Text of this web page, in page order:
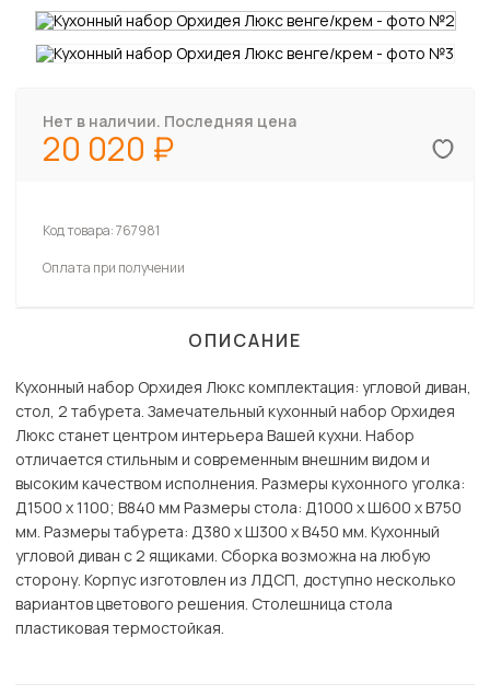
Нет в наличии. Последняя цена
20 020
Код товара:767981
Оплата при получении
ОПИСАНИЕ
Кухонный набор Орхидея Люкс комплектация: угловой диван,
стол, 2 табурета. Замечательный кухонный набор Орхидея
Люкс станет центром интерьера Вашей кухни. Набор
отличается стильным и современным внешним видом и
высоким качеством исполнения. Размеры кухонного уголка:
Д1500 x 1100; В840 мм Размеры стола: Д1000 x Ш600 х В750
мм. Размеры табурета: Д380 x Ш300 х В450 мм. Кухонный
угловой диван с 2 ящиками. Сборка возможна на любую
сторону. Корпус изготовлен из ЛДСП, доступно несколько
вариантов цветового решения. Столешница стола
пластиковая термостойкая.